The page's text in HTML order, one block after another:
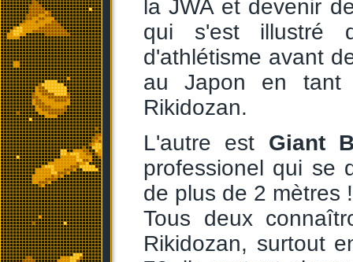
la JWA et devenir
qui s'est illustré
d'athlétisme avant
au Japon en tant
Rikidozan.
L'autre est Giant
professionel qui se
de plus de 2 mètres !
Tous deux
Rikidozan, surtout